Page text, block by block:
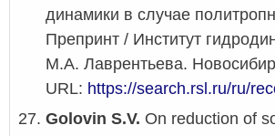
динамики в случае
Препринт / Институт
М.А. Лаврентьева.
URL: https://search.rsl.ru/ru/
Golovin S.V. On reduction of